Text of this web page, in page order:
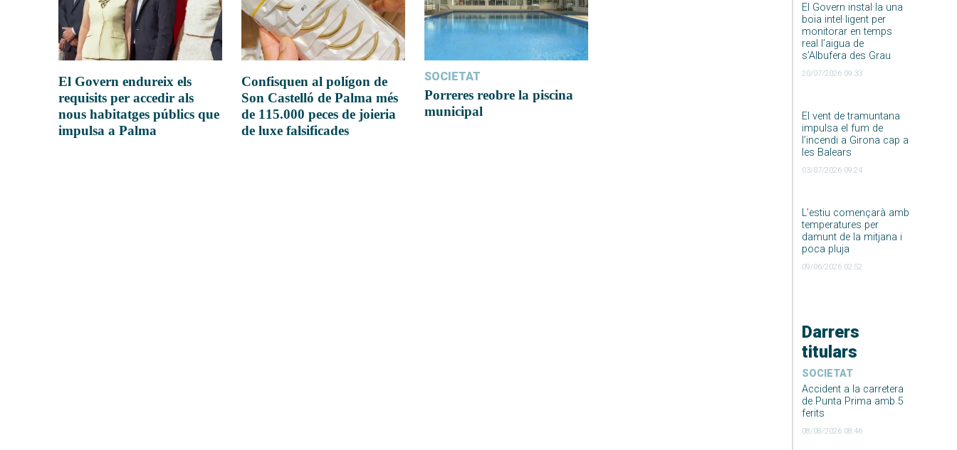
El Govern instal·la una
boia intel·ligent per
monitorar en temps
real l’aigua de
s’Albufera des Grau
20/07/2026 09:33
El vent de tramuntana
impulsa el fum de
l’incendi a Girona cap a
les Balears
03/07/2026 09:24
L’estiu començarà amb
temperatures per
damunt de la mitjana i
poca pluja
09/06/2026 02:52
Darrers
titulars
SOCIETAT
Accident a la carretera
de Punta Prima amb 5
ferits
08/08/2026 08:46
El Govern endureix els
requisits per accedir als
nous habitatges públics que
impulsa a Palma
Confisquen al polígon de
Son Castelló de Palma més
de 115.000 peces de joieria
de luxe falsificades
SOCIETAT
Porreres reobre la piscina
municipal